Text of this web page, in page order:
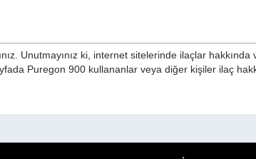
Unutmayınız ki, internet sitelerinde ilaçlar hakkında
Puregon 900 kullananlar veya diğer kişiler ilaç